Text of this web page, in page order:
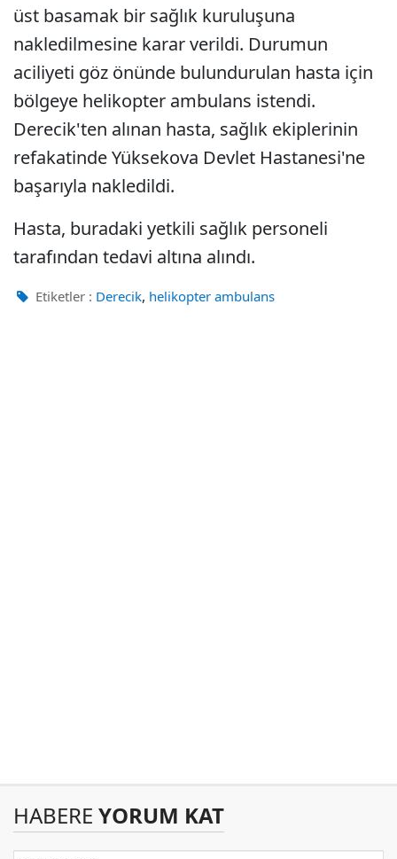
üst basamak bir sağlık kuruluşuna
nakledilmesine karar verildi. Durumun
aciliyeti göz önünde bulundurulan hasta için
bölgeye helikopter ambulans istendi.
Derecik'ten alınan hasta, sağlık ekiplerinin
refakatinde Yüksekova Devlet Hastanesi'ne
başarıyla nakledildi.
Hasta, buradaki yetkili sağlık personeli
tarafından tedavi altına alındı.
Etiketler : Derecik, helikopter ambulans
HABERE YORUM KAT